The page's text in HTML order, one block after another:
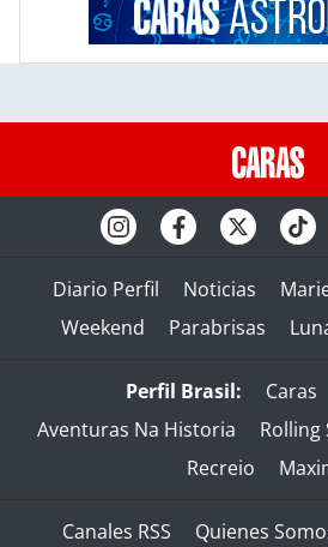
Diario Perfil Noticias
Weekend
Parabrisas
Perfil Brasil: Caras
Aventuras Na Historia
Rolling
Recreio
Canales RSS Quienes